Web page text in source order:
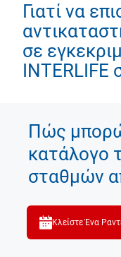
Γιατί να
σε
INTERLIFE
Πώς
κατάλογο
σταθμών
Κλείστε Ένα